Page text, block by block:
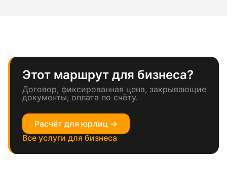
Этот маршрут для бизнеса?
Договор, фиксированная цена, закрывающие
документы, оплата по счёту.
Расчёт для юрлиц →
Все услуги для бизнеса